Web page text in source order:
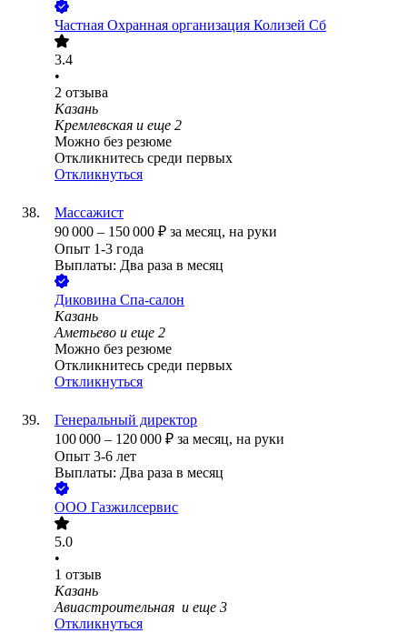
Частная Охранная организация Колизей Сб
3.4
•
2 отзыва
Казань
Кремлевская и еще 2
Можно без резюме
Откликнитесь среди первых
Откликнуться
Массажист
90 000 – 150 000 ₽ за месяц, на руки
Опыт 1-3 года
Выплаты: Два раза в месяц
Диковина Спа-салон
Казань
Аметьево и еще 2
Можно без резюме
Откликнитесь среди первых
Откликнуться
Генеральный директор
100 000 – 120 000 ₽ за месяц, на руки
Опыт 3-6 лет
Выплаты: Два раза в месяц
ООО Газжилсервис
5.0
•
1 отзыв
Казань
Авиастроительная и еще 3
Откликнуться